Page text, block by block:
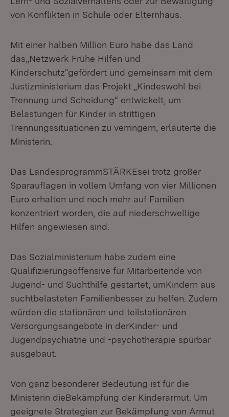
von Konflikten in Schule oder Elternhaus.
Mit einer halben Million Euro habe das Land
das„Netzwerk Frühe Hilfen und
Kinderschutz“gefördert und gemeinsam mit dem
Justizministerium das Projekt „Kindeswohl bei
Trennung und Scheidung“ entwickelt, um
Belastungen für Kinder in strittigen
Trennungssituationen zu verringern, erläuterte die
Ministerin.
Das LandesprogrammSTÄRKEsei trotz großer
Sparauflagen in vollem Umfang von vier Millionen
Euro erhalten und noch mehr auf Familien
konzentriert worden, die auf niederschwellige
Hilfen angewiesen sind.
Das Sozialministerium habe zudem eine
Qualifizierungsoffensive für Mitarbeitende von
Jugend- und Suchthilfe gestartet, umKindern aus
suchtbelasteten Familienbesser zu helfen. Zudem
würden die stationären und teilstationären
Versorgungsangebote in derKinder- und
Jugendpsychiatrie und -psychotherapie spürbar
ausgebaut.
Von ganz besonderer Bedeutung ist für die
Ministerin dieBekämpfung der Kinderarmut. Um
geeignete Strategien zur Bekämpfung von Armut